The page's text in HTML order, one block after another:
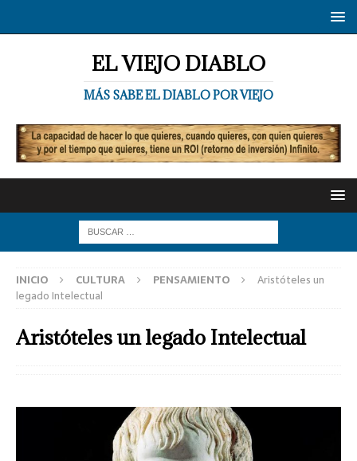
EL VIEJO DIABLO
MÁS SABE EL DIABLO POR VIEJO
INICIO CULTURA PENSAMIENTO
Aristóteles un
legado Intelectual
Aristóteles un legado Intelectual